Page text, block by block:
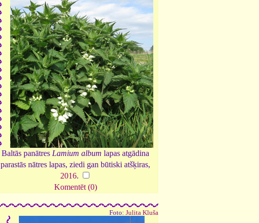
Baltās panātres Lamium album lapas atgādina
parastās nātres lapas, ziedi gan būtiski atšķiras,
2016.
Komentēt (0)
Foto: Julita Kluša